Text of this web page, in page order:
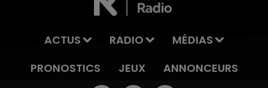
ACTUS RADIO
MÉDIAS
PRONOSTICS
JEUX ANNONCEURS